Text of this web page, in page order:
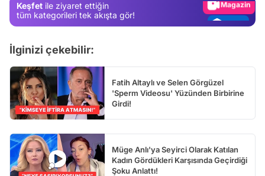
Keşfet ile ziyaret ettiğin
tüm kategorileri tek akışta gör!
Video
İlginizi çekebilir:
Fatih Altaylı ve Selen Görgüzel
'Sperm Videosu' Yüzünden Birbirine
Girdi!
Müge Anlı'ya Seyirci Olarak Katılan
Kadın Gördükleri Karşısında Geçirdiği
Şoku Anlattı!